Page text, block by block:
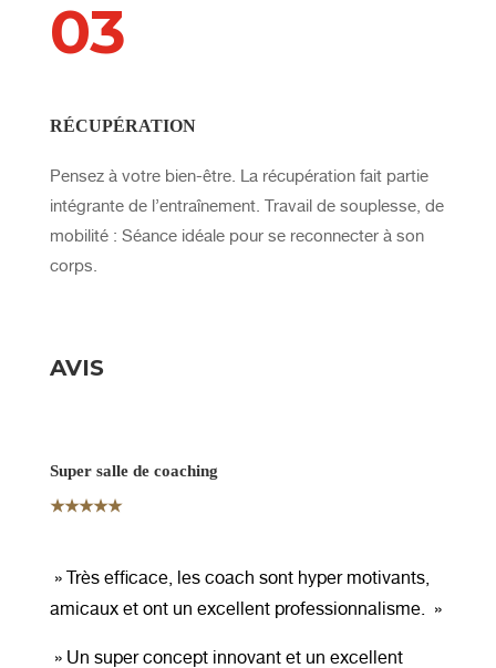
03
RÉCUPÉRATION
Pensez à votre bien-être. La récupération fait partie
intégrante de l’entraînement. Travail de souplesse, de
mobilité : Séance idéale pour se reconnecter à son
corps.
AVIS
Super salle de coaching
★★★★★
» Très efficace, les coach sont hyper motivants,
amicaux et ont un excellent professionnalisme. »
» Un super concept innovant et un excellent